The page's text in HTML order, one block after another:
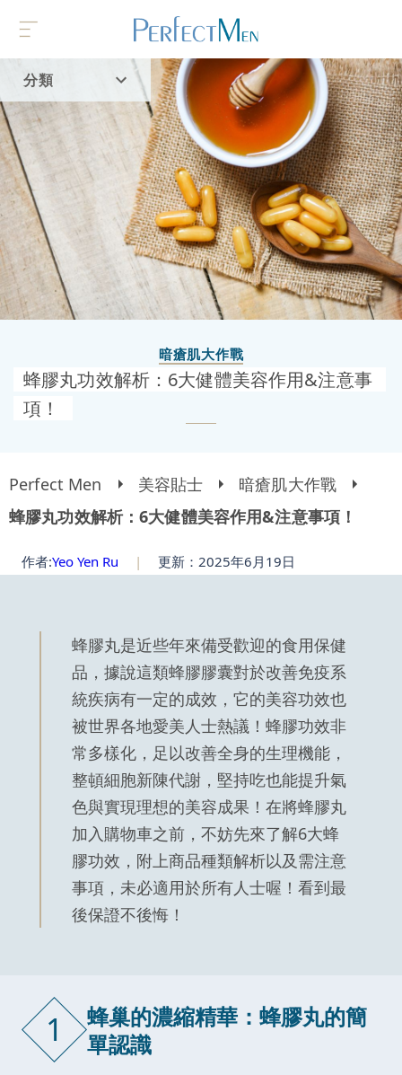
分類
首頁
流行趨勢
暗瘡肌大作戰
蜂膠丸功效解析：6大健體美容作用&注意事
項！
Perfect Men 美容貼士
暗瘡肌大作戰
蜂膠丸功效解析：6大健體美容作用&注意事項！
作者:Yeo Yen Ru | 更新：2025年6月19日
蜂膠丸是近些年來備受歡迎的食用保健
品，據說這類蜂膠膠囊對於改善免疫系
統疾病有一定的成效，它的美容功效也
被世界各地愛美人士熱議！蜂膠功效非
常多樣化，足以改善全身的生理機能，
整頓細胞新陳代謝，堅持吃也能提升氣
色與實現理想的美容成果！在將蜂膠丸
加入購物車之前，不妨先來了解6大蜂
膠功效，附上商品種類解析以及需注意
事項，未必適用於所有人士喔！看到最
後保證不後悔！
1
蜂巢的濃縮精華：蜂膠丸的簡
單認識